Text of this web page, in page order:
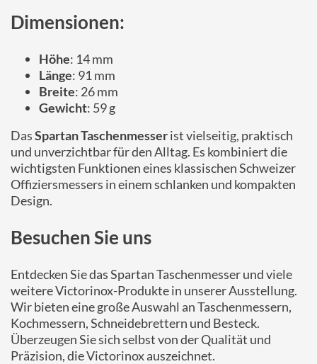
Dimensionen:
Höhe: 14 mm
Länge: 91 mm
Breite: 26 mm
Gewicht: 59 g
DasSpartan Taschenmesserist vielseitig, praktisch
und unverzichtbar für den Alltag. Es kombiniert die
wichtigsten Funktionen eines klassischen Schweizer
Offiziersmessers in einem schlanken und kompakten
Design.
Besuchen Sie uns
Entdecken Sie das Spartan Taschenmesser und viele
weitere Victorinox-Produkte in unserer Ausstellung.
Wir bieten eine große Auswahl an Taschenmessern,
Kochmessern, Schneidebrettern und Besteck.
Überzeugen Sie sich selbst von der Qualität und
Präzision, die Victorinox auszeichnet.